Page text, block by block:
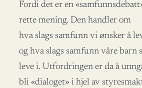
Fordi det er en
rette mening. Den handler om
hva slags samfunn vi ønsker å
og hva slags samfunn våre barn
leve i. Utfordringen er da å
bli «dialoget» i hjel av